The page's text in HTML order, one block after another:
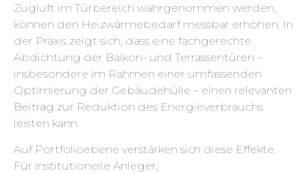
Zugluft im Türbereich wahrgenommen werden,
können den Heizwärmebedarf messbar erhöhen. In
der Praxis zeigt sich, dass eine fachgerechte
Abdichtung der Balkon- und Terrassentüren –
insbesondere im Rahmen einer umfassenden
Optimierung der Gebäudehülle – einen relevanten
Beitrag zur Reduktion des Energieverbrauchs
leisten kann.
Auf Portfolioebene verstärken sich diese Effekte.
Für institutionelle Anleger,